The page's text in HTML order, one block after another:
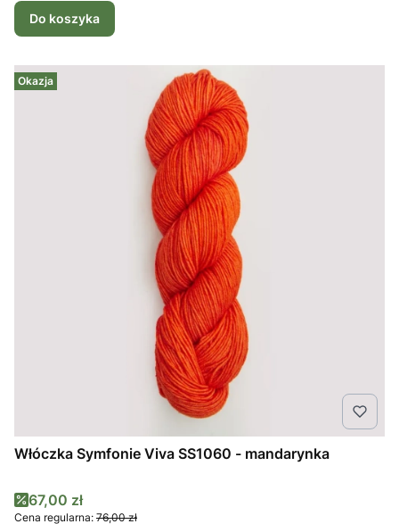
Do koszyka
Okazja
Włóczka Symfonie Viva SS1060 - mandarynka
Cena promocyjna
67,00 zł
Cena regularna: 76,00 zł